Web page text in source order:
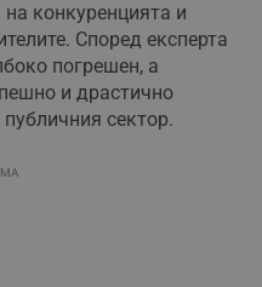
конкуренцията и
Според експерта
погрешен, а
и драстично
сектор.